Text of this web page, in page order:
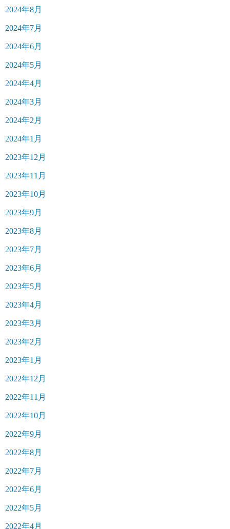
2024年8月
2024年7月
2024年6月
2024年5月
2024年4月
2024年3月
2024年2月
2024年1月
2023年12月
2023年11月
2023年10月
2023年9月
2023年8月
2023年7月
2023年6月
2023年5月
2023年4月
2023年3月
2023年2月
2023年1月
2022年12月
2022年11月
2022年10月
2022年9月
2022年8月
2022年7月
2022年6月
2022年5月
2022年4月